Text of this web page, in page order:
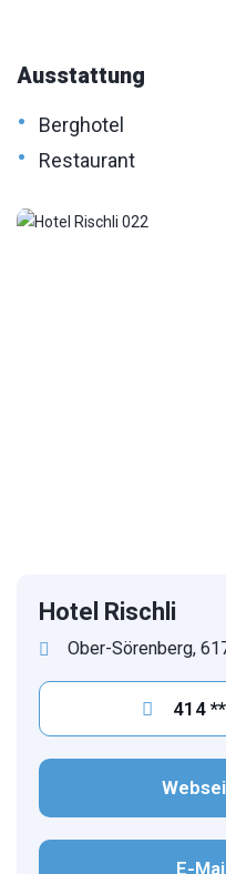
Ausstattung
• Berghotel
• Restaurant
Hotel Rischli
Ober-Sörenberg,
E-